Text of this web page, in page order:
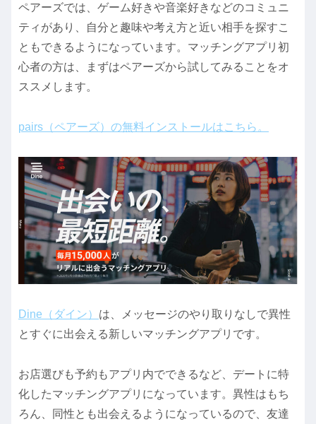
ペアーズでは、ゲーム好きや音楽好きなどのコミュニ
ティがあり、自分と趣味や考え方と近い相手を探すこ
ともできるようになっています。マッチングアプリ初
心者の方は、まずはペアーズから試してみることをオ
ススメします。
pairs（ペアーズ）の無料インストールはこちら。
Dine（ダイン） は、メッセージのやり取りなしで異性
とすぐに出会える新しいマッチングアプリです。
お店選びも予約もアプリ内でできるなど、デートに特
化したマッチングアプリになっています。異性はもち
ろん、同性とも出会えるようになっているので、友達